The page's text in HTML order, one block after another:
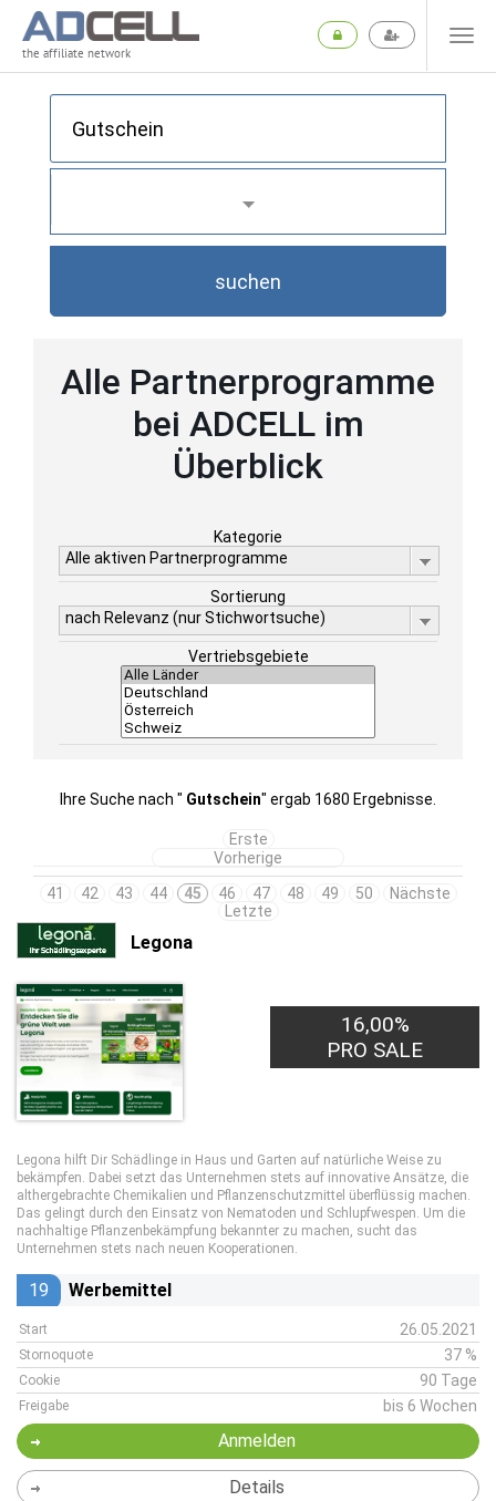
the affiliate network
suchen
Alle Partnerprogramme
bei ADCELL im
Überblick
Kategorie
Alle aktiven Partnerprogramme
Sortierung
nach Relevanz (nur Stichwortsuche)
Vertriebsgebiete
Ihre Suche nach " Gutschein" ergab 1680 Ergebnisse.
Erste
Vorherige
41
42 43 44 45 46 47 48 49 50
Nächste
Letzte
Legona
16,00%
PRO SALE
Legona hilft Dir Schädlinge in Haus und Garten auf natürliche Weise zu
bekämpfen. Dabei setzt das Unternehmen stets auf innovative Ansätze, die
althergebrachte Chemikalien und Pflanzenschutzmittel überflüssig machen.
Das gelingt durch den Einsatz von Nematoden und Schlupfwespen. Um die
nachhaltige Pflanzenbekämpfung bekannter zu machen, sucht das
Unternehmen stets nach neuen Kooperationen.
19 Werbemittel
Start 26.05.2021
Stornoquote 37 %
Cookie 90 Tage
Freigabe bis 6 Wochen
Anmelden
Details